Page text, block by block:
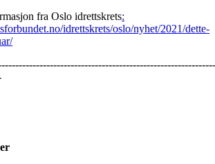
fra Oslo idrettskrets:
idrettskrets/oslo/nyhet/2021/dette-